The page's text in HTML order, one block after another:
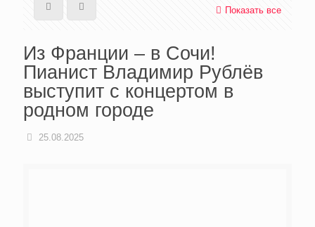
Показать все
Из Франции – в Сочи!
Пианист Владимир Рублёв
выступит с концертом в
родном городе
25.08.2025